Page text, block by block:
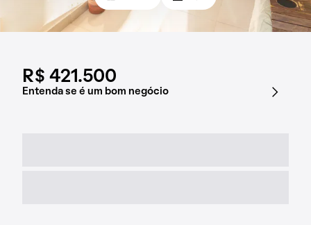
R$ 421.500
Entenda se é um bom negócio